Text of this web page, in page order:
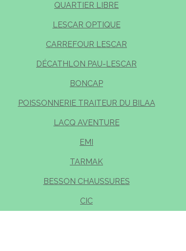
QUARTIER LIBRE
LESCAR OPTIQUE
CARREFOUR LESCAR
DÉCATHLON PAU-LESCAR
BONCAP
POISSONNERIE TRAITEUR DU BILAA
LACQ AVENTURE
EMI
TARMAK
BESSON CHAUSSURES
CIC